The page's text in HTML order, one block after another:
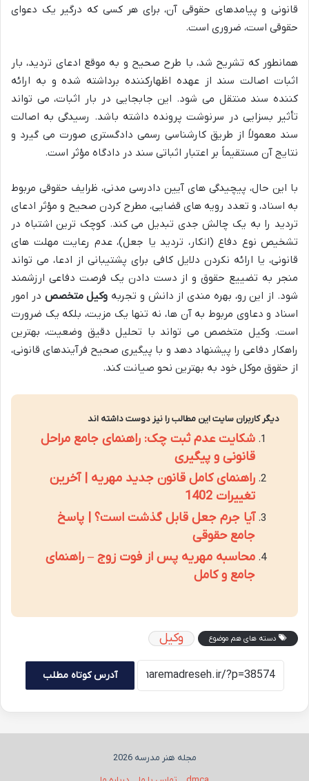
قانونی و پیامدهای حقوقی آن، برای هر کسی که درگیر یک دعوای
حقوقی است، ضروری است.
همانطور که تشریح شد، با طرح صحیح و به موقع ادعای تردید، بار
اثبات اصالت سند از عهده اظهارکننده برداشته شده و به ارائه
کننده سند منتقل می شود. این جابجایی در بار اثبات، می تواند
تأثیر بسزایی در سرنوشت پرونده داشته باشد. رسیدگی به اصالت
سند معمولاً از طریق کارشناسی رسمی دادگستری صورت می گیرد و
نتایج آن مستقیماً بر اعتبار اثباتی سند در دادگاه مؤثر است.
با این حال، پیچیدگی های آیین دادرسی مدنی، ظرایف حقوقی مربوط
به اسناد، و تعدد رویه های قضایی، مطرح کردن صحیح و مؤثر ادعای
تردید را به یک چالش جدی تبدیل می کند. کوچک ترین اشتباه در
تشخیص نوع دفاع (انکار، تردید یا جعل)، عدم رعایت مهلت های
قانونی، یا ارائه نکردن دلایل کافی برای پشتیبانی از ادعا، می تواند
منجر به تضییع حقوق و از دست دادن یک فرصت دفاعی ارزشمند
شود. از این رو، بهره مندی از دانش و تجربه وکیل متخصص در امور
اسناد و دعاوی مربوط به آن ها، نه تنها یک مزیت، بلکه یک ضرورت
است. وکیل متخصص می تواند با تحلیل دقیق وضعیت، بهترین
راهکار دفاعی را پیشنهاد دهد و با پیگیری صحیح فرآیندهای قانونی،
از حقوق موکل خود به بهترین نحو صیانت کند.
دیگر کاربران سایت این مطالب را نیز دوست داشته اند
شکایت عدم ثبت چک: راهنمای جامع مراحل
قانونی و پیگیری
راهنمای کامل قانون جدید مهریه | آخرین
تغییرات 1402
آیا جرم جعل قابل گذشت است؟ | پاسخ
جامع حقوقی
محاسبه مهریه پس از فوت زوج – راهنمای
جامع و کامل
دسته های هم موضوع وکیل
آدرس کوتاه مطلب
مجله هنر مدرسه 2026